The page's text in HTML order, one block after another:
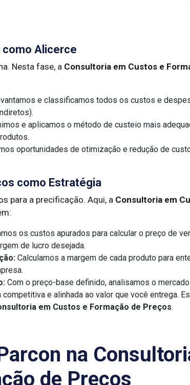
como Alicerce
Nesta fase, a Consultoria em Custos e
e classificamos todos os custos e
e aplicamos o método de custeio mais
oportunidades de otimização e redução de
como Estratégia
para a precificação. Aqui, a Consultoria em
os custos apurados para calcular o preço de
de lucro desejada.
Calculamos a margem de cada produto para
Com o preço-base definido, analisamos o
e alinhada ao valor que você entrega.
em Custos e Formação de Preços.
na
de Preços